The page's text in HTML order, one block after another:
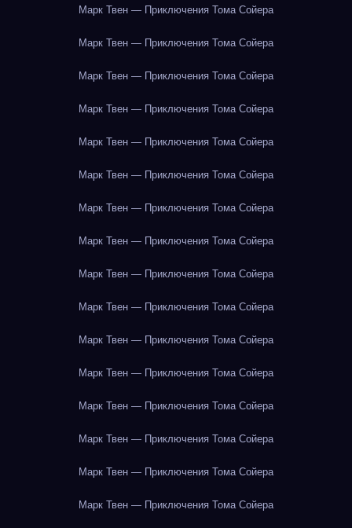
Марк Твен — Приключения Тома Сойера
Марк Твен — Приключения Тома Сойера
Марк Твен — Приключения Тома Сойера
Марк Твен — Приключения Тома Сойера
Марк Твен — Приключения Тома Сойера
Марк Твен — Приключения Тома Сойера
Марк Твен — Приключения Тома Сойера
Марк Твен — Приключения Тома Сойера
Марк Твен — Приключения Тома Сойера
Марк Твен — Приключения Тома Сойера
Марк Твен — Приключения Тома Сойера
Марк Твен — Приключения Тома Сойера
Марк Твен — Приключения Тома Сойера
Марк Твен — Приключения Тома Сойера
Марк Твен — Приключения Тома Сойера
Марк Твен — Приключения Тома Сойера